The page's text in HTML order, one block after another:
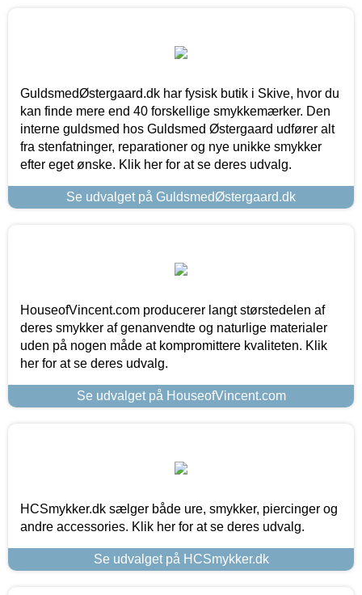
GuldsmedØstergaard.dk har fysisk butik i Skive, hvor du
kan finde mere end 40 forskellige smykkemærker. Den
interne guldsmed hos Guldsmed Østergaard udfører alt
fra stenfatninger, reparationer og nye unikke smykker
efter eget ønske. Klik her for at se deres udvalg.
Se udvalget på GuldsmedØstergaard.dk
HouseofVincent.com producerer langt størstedelen af
deres smykker af genanvendte og naturlige materialer
uden på nogen måde at kompromittere kvaliteten. Klik
her for at se deres udvalg.
Se udvalget på HouseofVincent.com
HCSmykker.dk sælger både ure, smykker, piercinger og
andre accessories. Klik her for at se deres udvalg.
Se udvalget på HCSmykker.dk